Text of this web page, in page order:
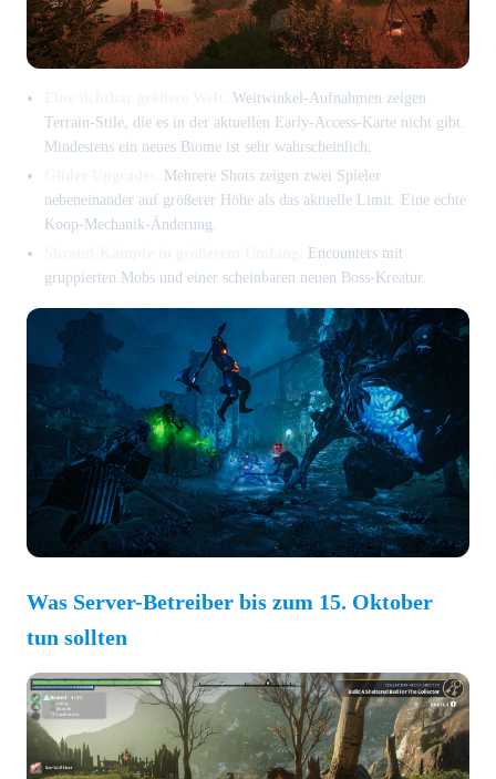
Weitwinkel-Aufnahmen zeigen
Terrain-Stile, die es in der aktuellen Early-Access-Karte nicht gibt.
Mindestens ein neues Biome ist sehr wahrscheinlich.
Mehrere Shots zeigen zwei Spieler
nebeneinander auf größerer Höhe als das aktuelle Limit. Eine echte
Koop-Mechanik-Änderung.
Encounters mit
gruppierten Mobs und einer scheinbaren neuen Boss-Kreatur.
Was Server-Betreiber bis zum 15. Oktober
tun sollten